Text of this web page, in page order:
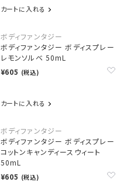
カートに入れる
ボディファンタジー
ボディファンタジー ボディスプレー
レモンソルベ 50mL
¥605 (税込)
カートに入れる
ボディファンタジー
ボディファンタジー ボディスプレー
コットンキャンディースウィート
50mL
¥605 (税込)